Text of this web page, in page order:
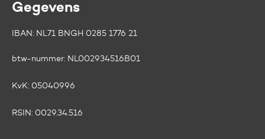
Gegevens
IBAN: NL71 BNGH 0285 1776 21
btw-nummer: NL002934516B01
KvK: 05040996
RSIN: 0029.34.516